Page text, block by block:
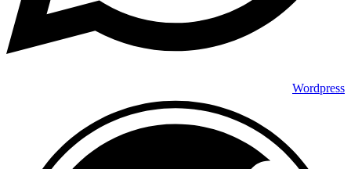
Wordpress